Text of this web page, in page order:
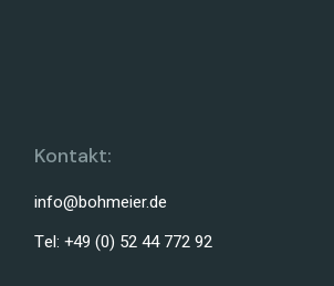
Kontakt:
info@bohmeier.de
Tel: +49 (0) 52 44 772 92